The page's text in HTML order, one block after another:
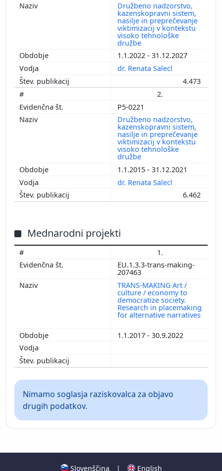
Družbeno nadzorstvo,
kazenskopravni sistem,
nasilje in preprečevanje
viktimizacij v kontekstu
visoko tehnološke
družbe
1.1.2022 - 31.12.2027
dr. Renata Salecl
4.473
2.
P5-0221
Družbeno nadzorstvo,
kazenskopravni sistem,
nasilje in preprečevanje
viktimizacij v kontekstu
visoko tehnološke
družbe
1.1.2015 - 31.12.2021
dr. Renata Salecl
6.462
Mednarodni projekti
1.
EU.1.3.3-trans-making-
207463
TRANS-MAKING Art /
culture / economy to
democratize society.
Research in placemaking
for alternative narratives
1.1.2017 - 30.9.2022
Nimamo soglasja raziskovalca za objavo
drugih podatkov.
Slovenščina | English